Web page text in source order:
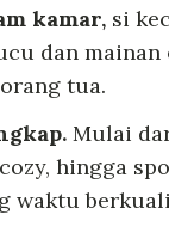
kamar, si
dan
tua.
Mulai
hingga
waktu